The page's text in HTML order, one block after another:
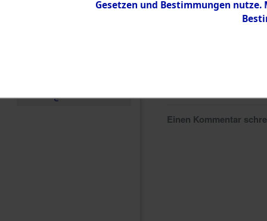
Todesmärsch
e
Einen Kommentar
Gesetzen und Bestimmungen